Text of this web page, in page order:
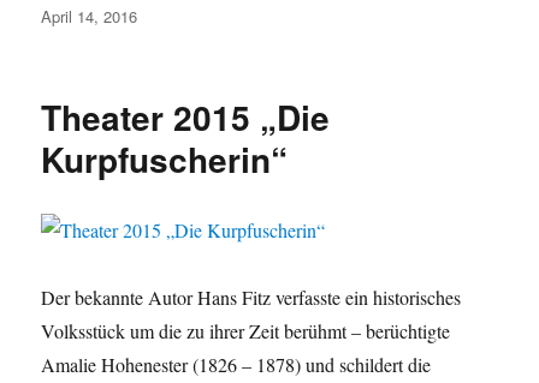
Veröffentlicht
April 14, 2016
Theater 2015 „Die
Kurpfuscherin“
Der bekannte Autor Hans Fitz verfasste ein historisches
Volksstück um die zu ihrer Zeit berühmt – berüchtigte
Amalie Hohenester (1826 – 1878) und schildert die